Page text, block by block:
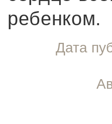
ребенком.
Дата